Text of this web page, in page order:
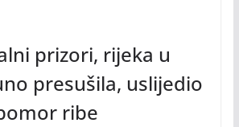
prizori, rijeka u
presušila, uslijedio
ribe